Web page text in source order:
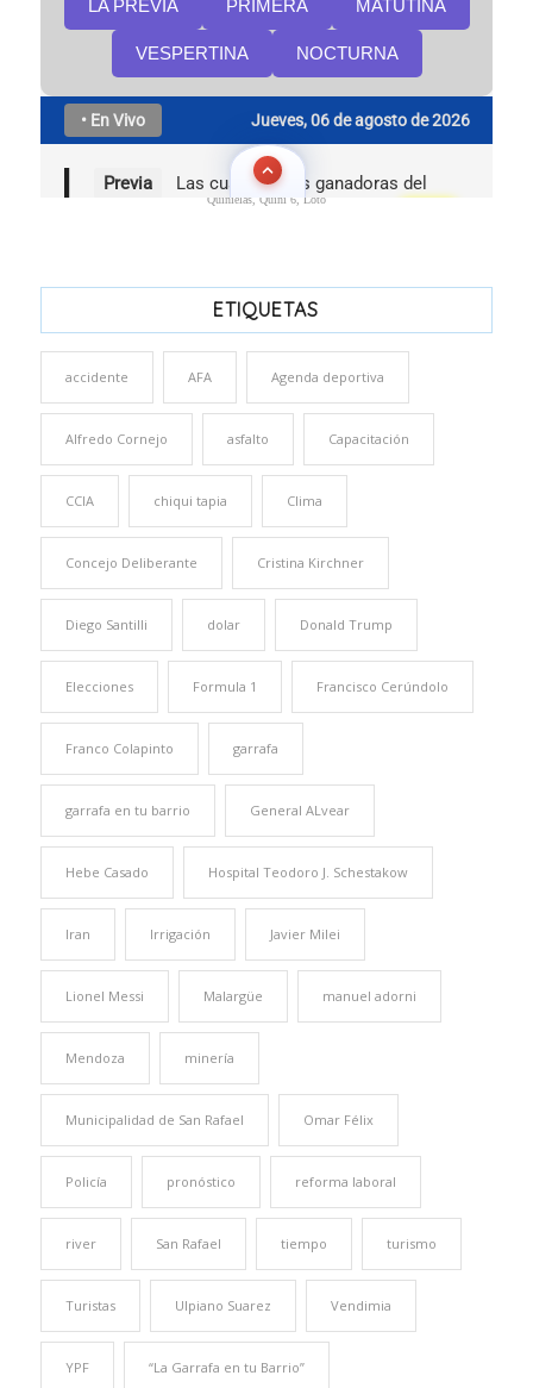
Quinielas, Quini 6, Loto
ETIQUETAS
accidente AFA Agenda deportiva
Alfredo Cornejo asfalto Capacitación
CCIA chiqui tapia Clima
Concejo Deliberante Cristina Kirchner
Diego Santilli dolar Donald Trump
Elecciones Formula 1 Francisco Cerúndolo
Franco Colapinto garrafa
garrafa en tu barrio General ALvear
Hebe Casado Hospital Teodoro J. Schestakow
Iran Irrigación Javier Milei
Lionel Messi Malargüe manuel adorni
Mendoza minería
Municipalidad de San Rafael Omar Félix
Policía pronóstico reforma laboral
river San Rafael tiempo turismo
Turistas Ulpiano Suarez Vendimia
YPF “La Garrafa en tu Barrio”